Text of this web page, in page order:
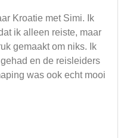
Kroatie met Simi. Ik
ik alleen reiste, maar
gemaakt om niks. Ik
en de reisleiders
was ook echt mooi